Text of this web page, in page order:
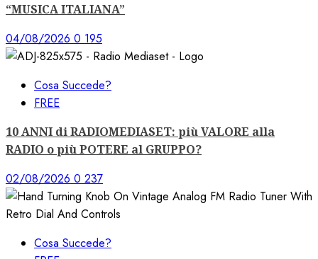
“MUSICA ITALIANA”
04/08/2026 0 195
Cosa Succede?
FREE
10 ANNI di RADIOMEDIASET: più VALORE alla
RADIO o più POTERE al GRUPPO?
02/08/2026 0 237
Cosa Succede?